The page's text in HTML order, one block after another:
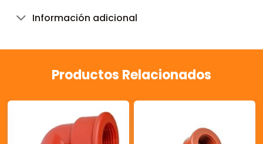
Información adicional
Productos Relacionados